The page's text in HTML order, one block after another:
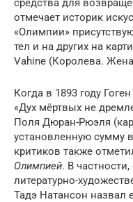
отмечает историк
«Олимпии»
тел и на других на
Vahine (Королева.
Когда в 1893 году
«Дух мёртвых не
Поля Дюран-Рюэля
установленную сумму
критиков также
Олимпией. В
литературно-
Тадэ Натансон назвал